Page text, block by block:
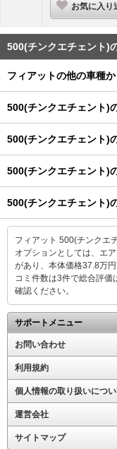
お気に入り
500(チンクエチェント)
フィアットの他の車種
500(チンクエチェント)
500(チンクエチェント)
500(チンクエチェント)
500(チンクエチェント)
フィアット 500(チンクエ
オプションとしては、エ
があり、本体価格37.8万
コミ件数は3件で総合評価
確認ください。
サポートメニュー
お問い合わせ
利用規約
個人情報の取り扱いにつ
運営会社
サイトマップ